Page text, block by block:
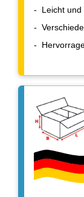
- Leicht und
-
-